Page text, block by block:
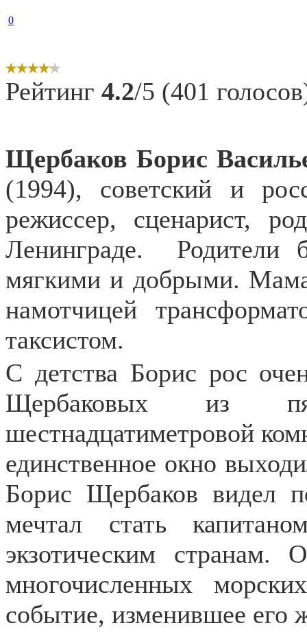
0
Рейтинг 4.2/5 (401
Щербаков Борис
(1994), советский и
режиссер, сценарист,
Ленинграде.
Родители
мягкими и добрыми.
намотчицей
таксистом.
С детства Борис рос
Щербаковых из
шестнадцатиметровой
единственное окно
Борис Щербаков видел
мечтал стать
экзотическим
многочисленных
событие, изменившее его